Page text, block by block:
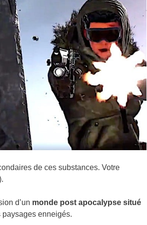
de ces substances. Votre
d’un monde post apocalypse situé
paysages enneigés.